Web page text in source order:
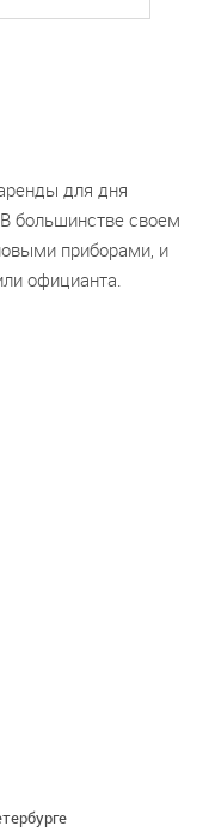
для дня
большинстве своем
приборами, и
официанта.